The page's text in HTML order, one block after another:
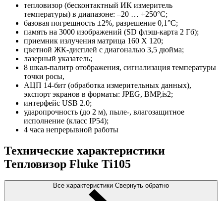
тепловизор (бесконтактный ИК измеритель
температуры) в диапазоне: –20 … +250°C;
базовая погрешность ±2%, разрешение 0,1°C;
память на 3000 изображений (SD флэш-карта 2 Гб);
приемник излучения матрица 160 X 120;
цветной ЖК-дисплей с диагональю 3,5 дюйма;
лазерный указатель;
8 шкал-палитр отображения, сигнализация температуры
точки росы,
АЦП 14-бит (обработка измерительных данных),
экспорт экранов в форматы: JPEG, BMP,is2;
интерфейс USB 2.0;
ударопрочность (до 2 м), пыле-, влагозащитное
исполнение (класс IP54);
4 часа непрерывной работы
Технические характеристики
Тепловизор Fluke Ti105
Все характеристики Свернуть обратно